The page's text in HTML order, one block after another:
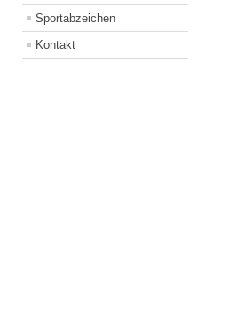
Sportabzeichen
Kontakt